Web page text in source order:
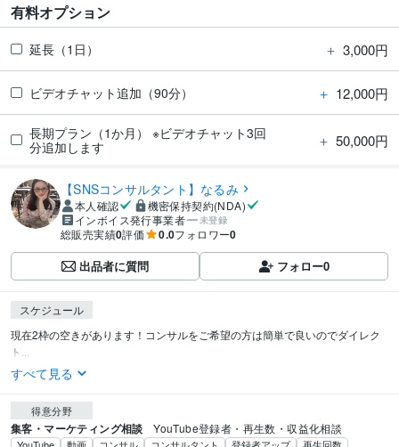
有料オプション
延長（1日） ＋ 3,000円
ビデオチャット追加（90分） ＋ 12,000円
長期プラン（1か月） ※ビデオチャット3回
分追加します
＋ 50,000円
【SNSコンサルタント】なるみ
本人確認
機密保持契約(NDA)
インボイス発行事業者
未登録
総販売実績0評価 0.0フォロワー0
出品者に質問 フォロー0
スケジュール
現在2枠の空きがあります！コンサルをご希望の方は簡単で良いのでダイレク
ト...
すべて見る
得意分野
集客・マーケティング相談 YouTube登録者・再生数・収益化相談